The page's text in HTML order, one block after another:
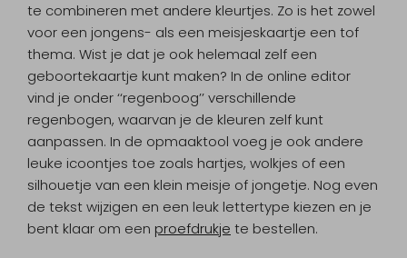
te combineren met andere kleurtjes. Zo is het zowel
voor een jongens- als een meisjeskaartje een tof
thema. Wist je dat je ook helemaal zelf een
geboortekaartje kunt maken? In de online editor
vind je onder ‘‘regenboog’’ verschillende
regenbogen, waarvan je de kleuren zelf kunt
aanpassen. In de opmaaktool voeg je ook andere
leuke icoontjes toe zoals hartjes, wolkjes of een
silhouetje van een klein meisje of jongetje. Nog even
de tekst wijzigen en een leuk lettertype kiezen en je
bent klaar om een proefdrukje te bestellen.